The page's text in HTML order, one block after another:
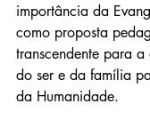
importância da
como proposta
transcendente para
do ser e da família
da Humanidade.